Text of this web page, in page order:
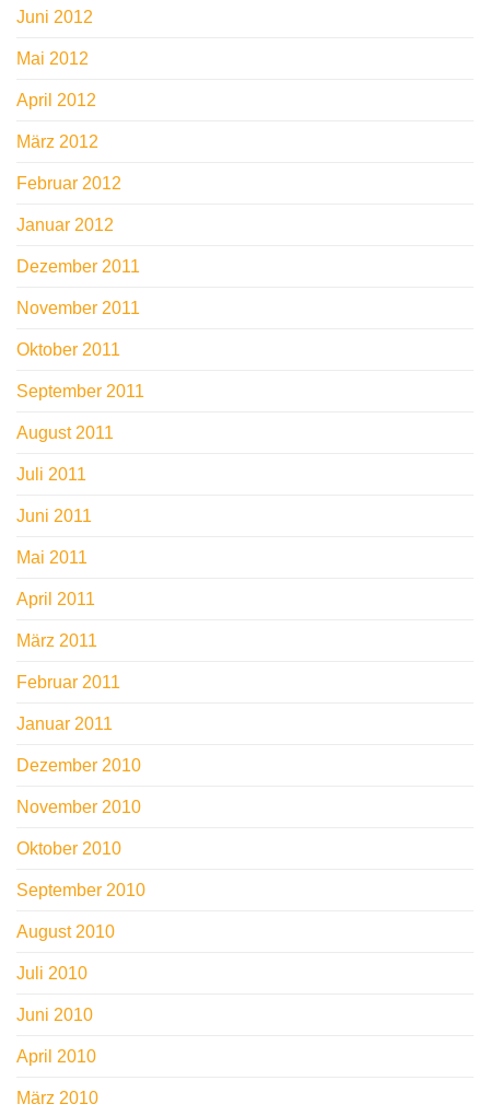
Juni 2012
Mai 2012
April 2012
März 2012
Februar 2012
Januar 2012
Dezember 2011
November 2011
Oktober 2011
September 2011
August 2011
Juli 2011
Juni 2011
Mai 2011
April 2011
März 2011
Februar 2011
Januar 2011
Dezember 2010
November 2010
Oktober 2010
September 2010
August 2010
Juli 2010
Juni 2010
April 2010
März 2010